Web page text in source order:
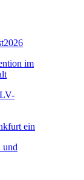
im
ein
und